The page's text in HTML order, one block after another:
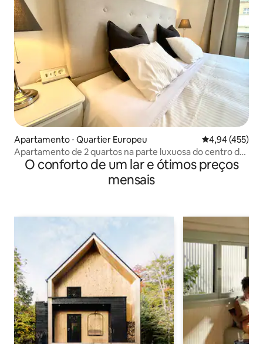
Apartamento ⋅ Quartier Europeu 4,94 de uma
4,94 (455)
Apartamento de 2 quartos na parte luxuosa do centro da
cidade
O conforto de um lar e ótimos preços
mensais